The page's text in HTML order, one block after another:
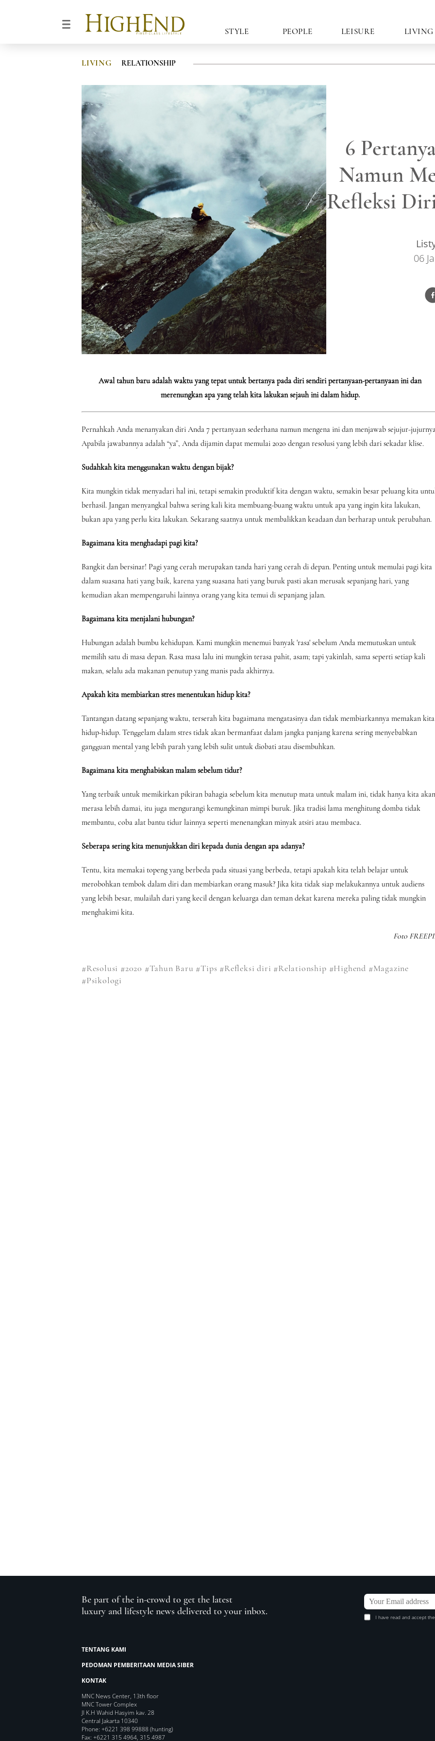
STYLE PEOPLE LEISURE LIVING
LIVING RELATIONSHIP
6
Namun
Refleksi
06
Awal tahun baru adalah waktu yang tepat untuk bertanya pada diri sendiri pertanyaan-pertanyaan ini dan
merenungkan apa yang telah kita lakukan sejauh ini dalam hidup.
Pernahkah Anda menanyakan diri Anda 7 pertanyaan sederhana namun mengena ini dan menjawab sejujur-
Apabila jawabannya adalah “ya”, Anda dijamin dapat memulai 2020 dengan resolusi yang lebih dari sekadar klise.
Sudahkah kita menggunakan waktu dengan bijak?
Kita mungkin tidak menyadari hal ini, tetapi semakin produktif kita dengan waktu, semakin besar peluang kita
berhasil. Jangan menyangkal bahwa sering kali kita membuang-buang waktu untuk apa yang ingin kita lakukan,
bukan apa yang perlu kita lakukan. Sekarang saatnya untuk membalikkan keadaan dan berharap untuk perubahan.
Bagaimana kita menghadapi pagi kita?
Bangkit dan bersinar! Pagi yang cerah merupakan tanda hari yang cerah di depan. Penting untuk memulai pagi kita
dalam suasana hati yang baik, karena yang suasana hati yang buruk pasti akan merusak sepanjang hari, yang
kemudian akan mempengaruhi lainnya orang yang kita temui di sepanjang jalan.
Bagaimana kita menjalani hubungan?
Hubungan adalah bumbu kehidupan. Kami mungkin menemui banyak 'rasa' sebelum Anda memutuskan untuk
memilih satu di masa depan. Rasa masa lalu ini mungkin terasa pahit, asam; tapi yakinlah, sama seperti setiap kali
makan, selalu ada makanan penutup yang manis pada akhirnya.
Apakah kita membiarkan stres menentukan hidup kita?
Tantangan datang sepanjang waktu, terserah kita bagaimana mengatasinya dan tidak membiarkannya memakan kita
hidup-hidup. Tenggelam dalam stres tidak akan bermanfaat dalam jangka panjang karena sering menyebabkan
gangguan mental yang lebih parah yang lebih sulit untuk diobati atau disembuhkan.
Bagaimana kita menghabiskan malam sebelum tidur?
Yang terbaik untuk memikirkan pikiran bahagia sebelum kita menutup mata untuk malam ini, tidak hanya kita akan
merasa lebih damai, itu juga mengurangi kemungkinan mimpi buruk. Jika tradisi lama menghitung domba tidak
membantu, coba alat bantu tidur lainnya seperti menenangkan minyak atsiri atau membaca.
Seberapa sering kita menunjukkan diri kepada dunia dengan apa adanya?
Tentu, kita memakai topeng yang berbeda pada situasi yang berbeda, tetapi apakah kita telah belajar untuk
merobohkan tembok dalam diri dan membiarkan orang masuk? Jika kita tidak siap melakukannya untuk audiens
yang lebih besar, mulailah dari yang kecil dengan keluarga dan teman dekat karena mereka paling tidak mungkin
menghakimi kita.
Foto
#Resolusi #2020 #Tahun Baru #Tips #Refleksi diri #Relationship #Highend #Magazine
#Psikologi
Be part of the in-crowd to get the latest
luxury and lifestyle news delivered to your inbox.
I have read and accept
TENTANG KAMI
PEDOMAN PEMBERITAAN MEDIA SIBER
KONTAK
MNC News Center, 13th floor
MNC Tower Complex
Jl K.H Wahid Hasyim kav. 28
Central Jakarta 10340
Phone: +6221 398 99888 (hunting)
Fax: +6221 315 4964, 315 4987